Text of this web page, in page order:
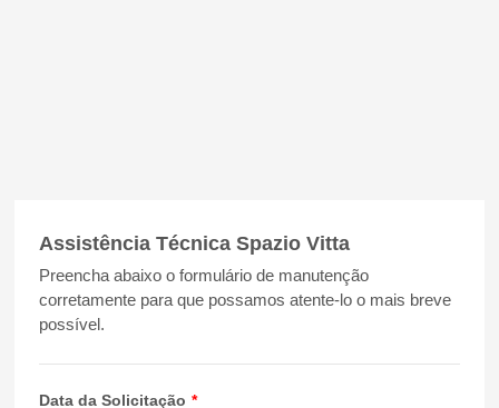
Assistência Técnica Spazio Vitta
Preencha abaixo o formulário de manutenção
corretamente para que possamos atente-lo o mais breve
possível.
Data da Solicitação *